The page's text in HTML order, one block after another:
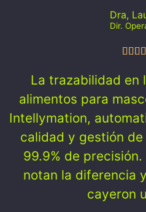
Dra,
Dir.
La trazabilidad en
alimentos para
Intellymation,
calidad y gestión
99.9% de
notan la diferencia
cayeron